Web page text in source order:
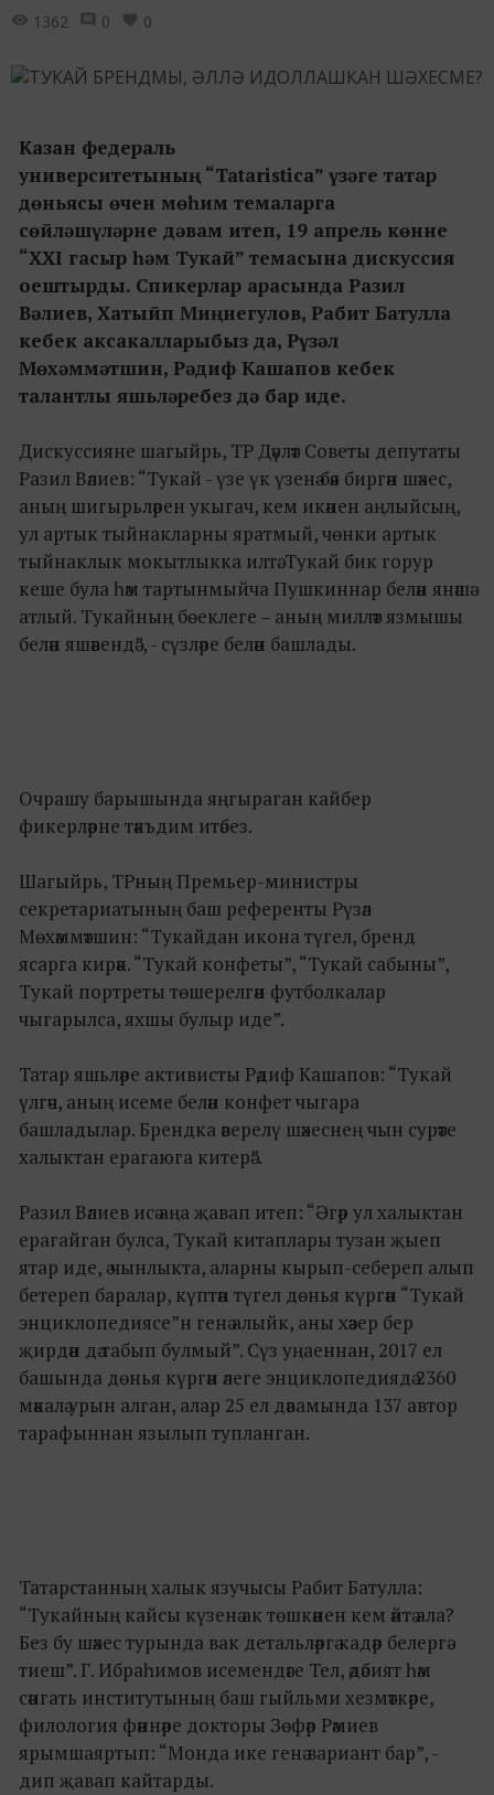
1362 0 0
Казан федераль
университетының “Tataristica” үзәге татар
дөньясы өчен мөһим темаларга
сөйләшүләрне дәвам итеп, 19 апрель көнне
“ХХI гасыр һәм Тукай” темасына дискуссия
оештырды. Спикерлар арасында Разил
Вәлиев, Хатыйп Миңнегулов, Рабит Батулла
кебек аксакалларыбыз да, Рүзәл
Мөхәммәтшин, Рәдиф Кашапов кебек
талантлы яшьләребез дә бар иде.
Дискуссияне шагыйрь, ТР Дәүләт Советы депутаты
Разил Вәлиев: “Тукай - үзе үк үзенә бәя биргән шәхес,
аның шигырьләрен укыгач, кем икәнен аңлыйсың,
ул артык тыйнакларны яратмый, чөнки артык
тыйнаклык мокытлыкка илтә. Тукай бик горур
кеше була һәм тартынмыйча Пушкиннар белән янәшә
атлый. Тукайның бөеклеге – аның милләт язмышы
белән яшәвендә”, - сүзләре белән башлады.
Очрашу барышында яңгыраган кайбер
фикерләрне тәкъдим итәбез.
Шагыйрь, ТРның Премьер-министры
секретариатының баш референты Рүзәл
Мөхәммәтшин: “Тукайдан икона түгел, бренд
ясарга кирәк. “Тукай конфеты”, “Тукай сабыны”,
Тукай портреты төшерелгән футболкалар
чыгарылса, яхшы булыр иде”.
Татар яшьләре активисты Рәдиф Кашапов: “Тукай
үлгәч, аның исеме белән конфет чыгара
башладылар. Брендка әверелү шәхеснең чын сурәте
халыктан ерагаюга китерә”.
Разил Вәлиев исә аңа җавап итеп: “Әгәр ул халыктан
ерагайган булса, Тукай китаплары тузан җыеп
ятар иде, ә чынлыкта, аларны кырып-себереп алып
бетереп баралар, күптән түгел дөнья күргән “Тукай
энциклопедиясе”н генә алыйк, аны хәзер бер
җирдән дә табып булмый”. Сүз уңаеннан, 2017 ел
башында дөнья күргән әлеге энциклопедиядә 2360
мәкалә урын алган, алар 25 ел дәвамында 137 автор
тарафыннан язылып тупланган.
Татарстанның халык язучысы Рабит Батулла:
“Тукайның кайсы күзенә ак төшкәнен кем әйтә ала?
Без бу шәхес турында вак детальләргә кадәр белергә
тиеш”. Г. Ибраһимов исемендәге Тел, әдәбият һәм
сәнгать институтының баш гыйльми хезмәткәре,
филология фәннәре докторы Зөфәр Рәмиев
ярымшаяртып: “Монда ике генә вариант бар”, -
дип җавап кайтарды.